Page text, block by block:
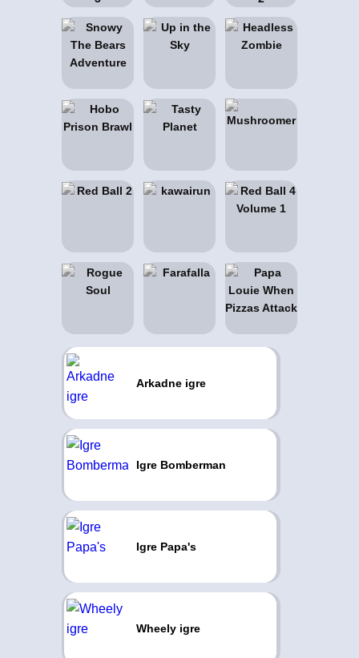
Arkadne igre
Igre Bomberman
Igre Papa's
Wheely igre